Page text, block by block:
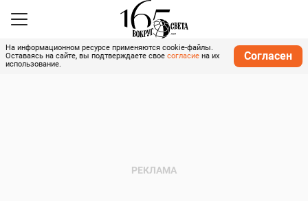
На информационном ресурсе применяются cookie-файлы.
Оставаясь на сайте, вы подтверждаете свое согласие на их
использование.
Согласен